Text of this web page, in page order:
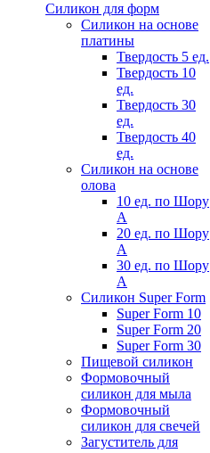
Силикон для форм
Силикон на основе
платины
Твердость 5 ед.
Твердость 10
ед.
Твердость 30
ед.
Твердость 40
ед.
Силикон на основе
олова
10 ед. по Шору
А
20 ед. по Шору
А
30 ед. по Шору
А
Силикон Super Form
Super Form 10
Super Form 20
Super Form 30
Пищевой силикон
Формовочный
силикон для мыла
Формовочный
силикон для свечей
Загуститель для